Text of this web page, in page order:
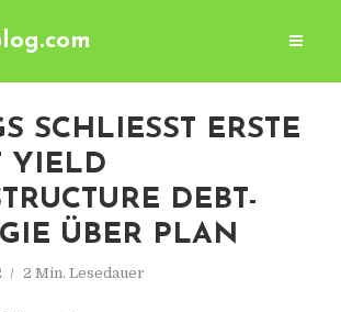
SCHLIESST ERSTE T
I
DEBT-S
ÜBER PLAN
2 Min. Lesedauer